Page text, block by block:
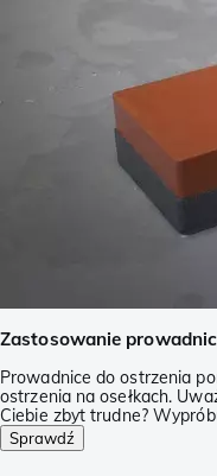
Zastosowanie
Prowadnice do ostrzenia
ostrzenia na osełkach.
Ciebie zbyt trudne?
Sprawdź